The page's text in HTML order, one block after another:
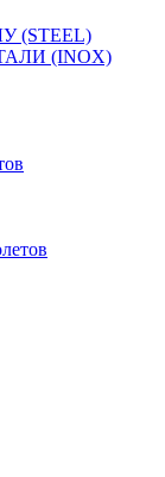
(STEEL)
(INOX)